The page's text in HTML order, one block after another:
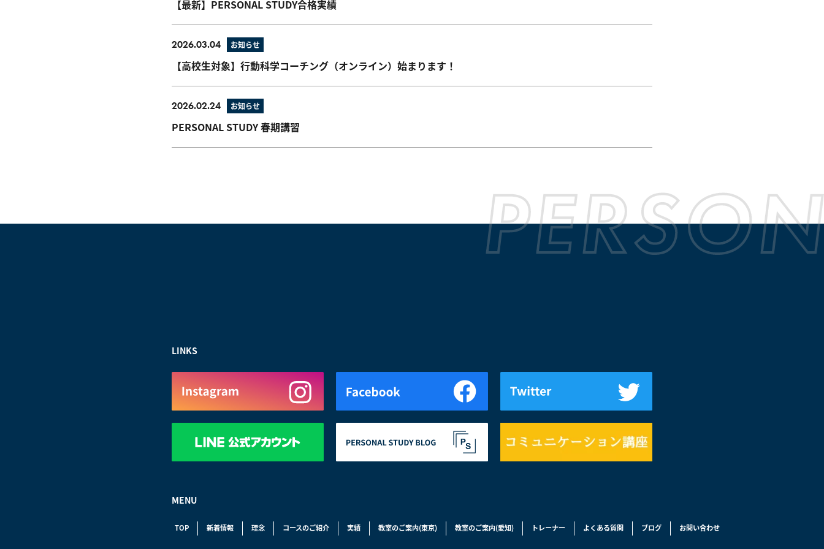
【最新】PERSONAL STUDY合格実績
2026.03.04 お知らせ
【高校生対象】行動科学コーチング（オンライン）始まります！
2026.02.24 お知らせ
PERSONAL STUDY 春期講習
LINKS
MENU
TOP 新着情報 理念 コースのご紹介 実績 教室のご案内(東京) 教室のご案内(愛知) トレーナー よくある質問 ブログ お問い合わせ